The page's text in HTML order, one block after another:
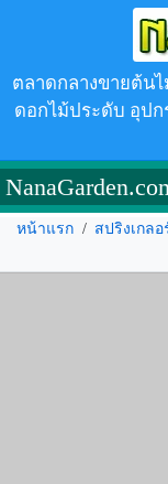
ตลาดกลางขายต้น
ดอกไม้ประดับ อุป
หน้าแรก / สปริงเกล